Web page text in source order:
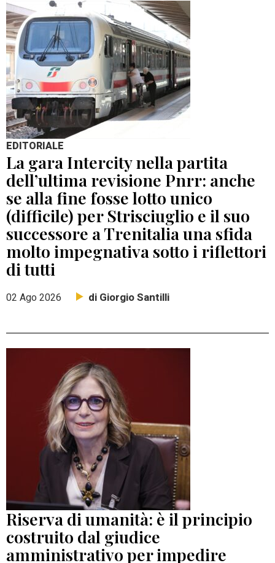
EDITORIALE
La gara Intercity nella partita
dell’ultima revisione Pnrr: anche
se alla fine fosse lotto unico
(difficile) per Strisciuglio e il suo
successore a Trenitalia una sfida
molto impegnativa sotto i riflettori
di tutti
02 Ago 2026 di Giorgio Santilli
Riserva di umanità: è il principio
costruito dal giudice
amministrativo per impedire